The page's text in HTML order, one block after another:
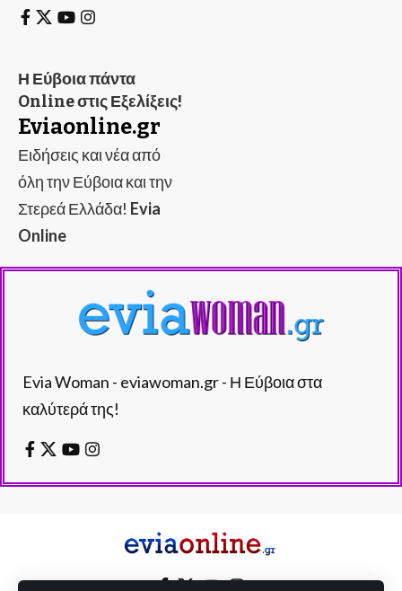
Η Εύβοια πάντα
Online στις Εξελίξεις!
Eviaonline.gr
Ειδήσεις και νέα από
όλη την Εύβοια και την
Στερεά Ελλάδα! Evia
Online
Evia Woman - eviawoman.gr - Η Εύβοια στα
καλύτερά της!